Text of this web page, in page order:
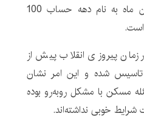
تاکنون از 21 تا 31 فرودین ماه به نام دهه حساب 100
پیروزی انقلاب پیش از
تاسیس شده و این امر نشان
مسکن با مشکل روبه‌رو بوده
خوبی نداشته‌اند.